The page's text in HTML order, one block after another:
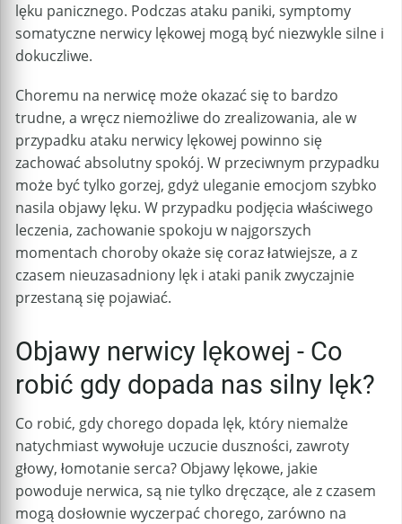
lęku panicznego. Podczas ataku paniki, symptomy
somatyczne nerwicy lękowej mogą być niezwykle silne i
dokuczliwe.
Choremu na nerwicę może okazać się to bardzo
trudne, a wręcz niemożliwe do zrealizowania, ale w
przypadku ataku nerwicy lękowej powinno się
zachować absolutny spokój. W przeciwnym przypadku
może być tylko gorzej, gdyż uleganie emocjom szybko
nasila objawy lęku. W przypadku podjęcia właściwego
leczenia, zachowanie spokoju w najgorszych
momentach choroby okaże się coraz łatwiejsze, a z
czasem nieuzasadniony lęk i ataki panik zwyczajnie
przestaną się pojawiać.
Objawy nerwicy lękowej - Co
robić gdy dopada nas silny lęk?
Co robić, gdy chorego dopada lęk, który niemalże
natychmiast wywołuje uczucie duszności, zawroty
głowy, łomotanie serca? Objawy lękowe, jakie
powoduje nerwica, są nie tylko dręczące, ale z czasem
mogą dosłownie wyczerpać chorego, zarówno na